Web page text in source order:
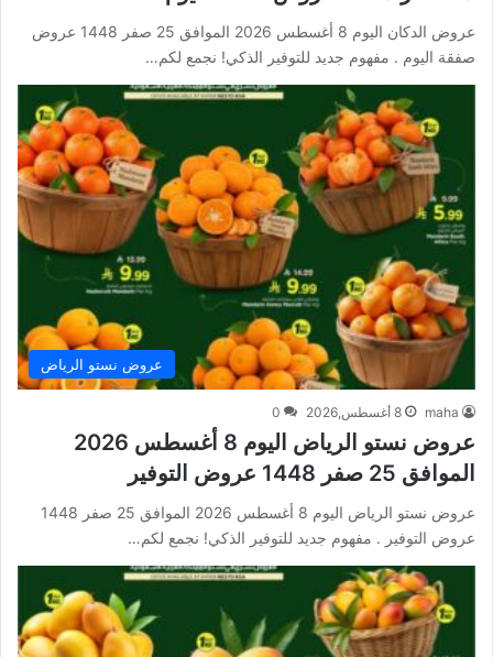
عروض الدكان اليوم 8 أغسطس 2026 الموافق 25 صفر 1448 عروض
صفقة اليوم . مفهوم جديد للتوفير الذكي! نجمع لكم…
عروض نستو الرياض
maha 8 أغسطس,2026 0
عروض نستو الرياض اليوم 8 أغسطس 2026
الموافق 25 صفر 1448 عروض التوفير
عروض نستو الرياض اليوم 8 أغسطس 2026 الموافق 25 صفر 1448
عروض التوفير . مفهوم جديد للتوفير الذكي! نجمع لكم…